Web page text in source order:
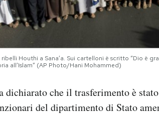
Houthi a Sana’a. Sui cartelloni è scritto “Dio è
all’Islam” (AP Photo/Hani Mohammed)
dichiarato che il trasferimento è
del dipartimento di Stato